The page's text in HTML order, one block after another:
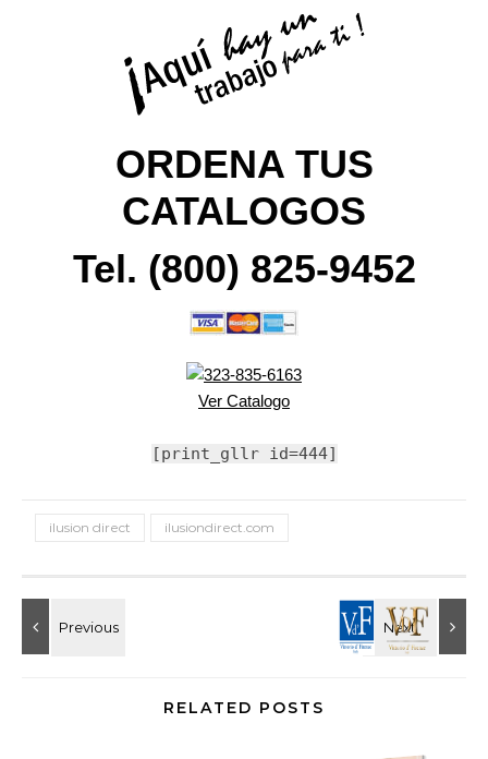
ORDENA TUS
CATALOGOS
Tel. (800) 825-9452
Ver Catalogo
[print_gllr id=444]
ilusion direct ilusiondirect.com
RELATED POSTS